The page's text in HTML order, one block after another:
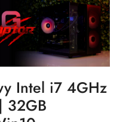
Intel i7 4GHz
32GB